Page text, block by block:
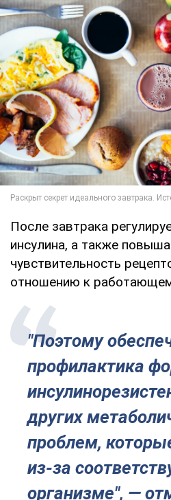
После завтрака
инсулина, а также
чувствительность
отношению к
"Поэтому
профилактика
других
проблем,
из-за
организме", —